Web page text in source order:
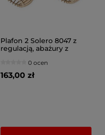
Plafon 2 Solero 8047 z
regulacją, abażury z
brązowe, czarne
0 ocen
163,00 zł